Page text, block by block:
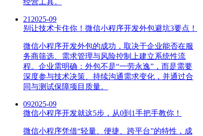
21 2025-09
别让技术卡住你！微信小程序开发外包避坑3要点！
微信小程序开发外包的成功，取决于企业能否在服
务商筛选、需求管理与风险控制上建立系统性流
程。企业需明确：外包不是“一劳永逸”，而是需要
深度参与技术决策、持续沟通需求变化，并通过合
同与测试保障项目质量。
092025-09
微信小程序开发就这5步，从0到1手把手教你！
微信小程序凭借“轻量、便捷、跨平台”的特性，成